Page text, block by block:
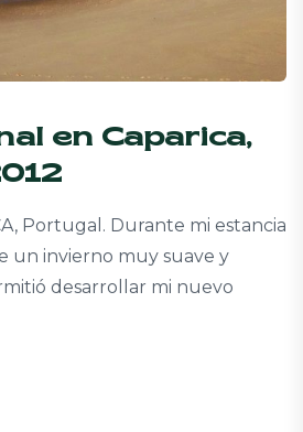
en Caparica,
Portugal. Durante mi estancia
un invierno muy suave y
desarrollar mi nuevo